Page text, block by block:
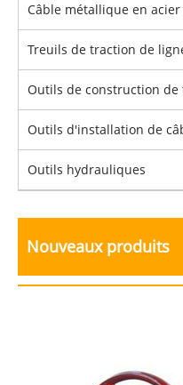
Câble métallique en
Treuils de traction de
Outils de construction de
Outils d'installation de
Outils hydrauliques
Nouveaux produits